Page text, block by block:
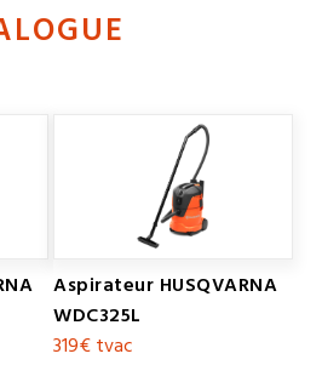
Aspirateur HUSQVARNA
WDC325L
319€tvac